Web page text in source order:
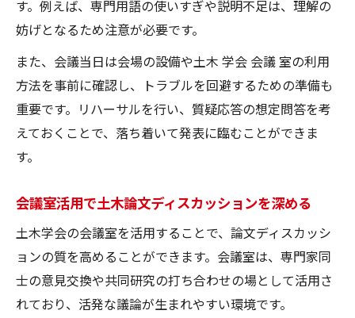
す。例えば、専門用語の使いすぎや説明不足は、理解の
妨げとなるため注意が必要です。
また、会議当日は会場の設備や土木 学会 会議 室の利用
方法を事前に確認し、トラブルを回避するための準備も
重要です。リハーサルを行い、質疑応答の想定問答を考
えておくことで、落ち着いて発表に臨むことができま
す。
会議室活用で土木論文ディスカッションを深める
土木学会の会議室を活用することで、論文ディスカッシ
ョンの質を高めることができます。会議室は、専門家同
士の意見交換や共同研究の打ち合わせの場として活用さ
れており、活発な議論が生まれやすい環境です。